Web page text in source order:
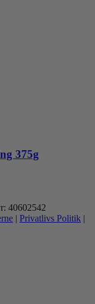
375g
40602542
| Privatlivs Politik |